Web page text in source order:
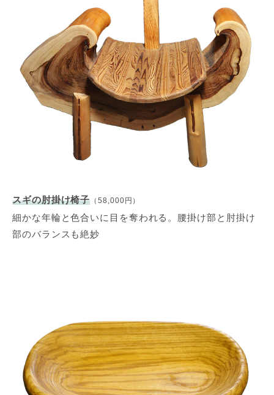
スギの肘掛け椅子 （58,000円）
細かな年輪と色合いに目を奪われる。腰掛け部と肘掛け
部のバランスも絶妙